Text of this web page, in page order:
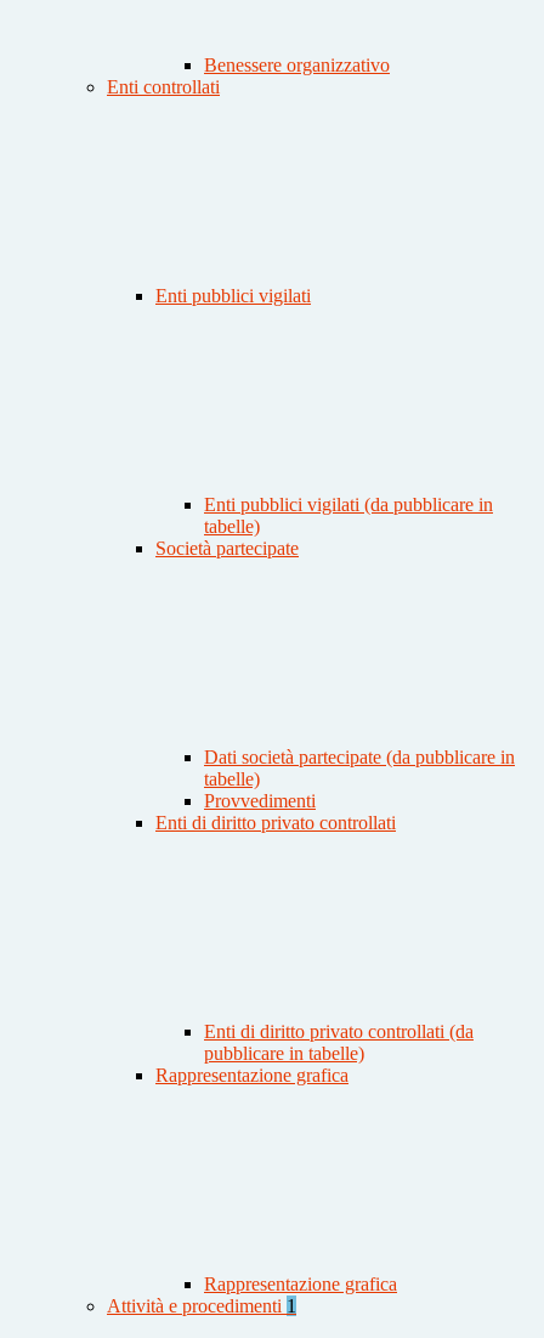
Benessere organizzativo
Enti controllati
Enti pubblici vigilati
Enti pubblici vigilati (da pubblicare in
tabelle)
Società partecipate
Dati società partecipate (da pubblicare in
tabelle)
Provvedimenti
Enti di diritto privato controllati
Enti di diritto privato controllati (da
pubblicare in tabelle)
Rappresentazione grafica
Rappresentazione grafica
Attività e procedimenti 1